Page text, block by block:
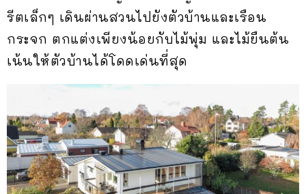
รีตเล็กๆ เดินผ่านสวนไปยังตัวบ้านและเรือน
กระจก ตกแต่งเพียงน้อยกับไม้พุ่ม และไม้ยืนต้น
เน้นให้ตัวบ้านได้โดดเด่นที่สุด